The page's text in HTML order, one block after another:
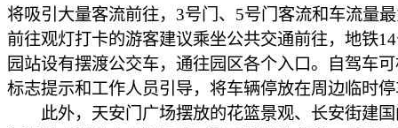
将吸引大量客流前往，3号门、5号门客流和车流量
前往观灯打卡的游客建议乘坐公共交通前往，地铁
园站设有摆渡公交车，通往园区各个入口。自驾车
标志提示和工作人员引导，将车辆停放在周边临时
此外，天安门广场摆放的花篮景观、长安街建国